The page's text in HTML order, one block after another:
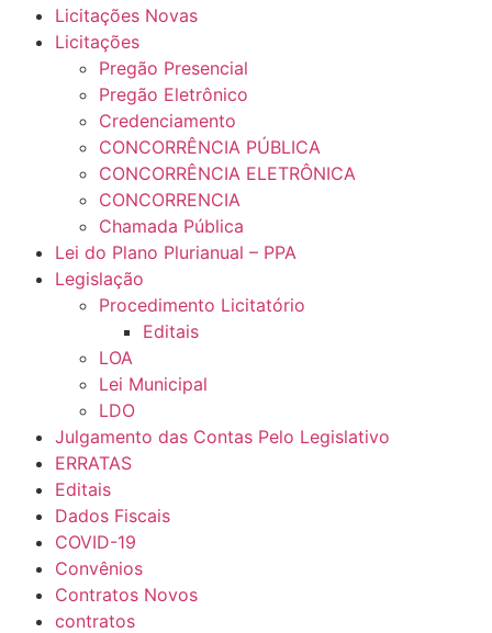
Licitações Novas
Licitações
Pregão Presencial
Pregão Eletrônico
Credenciamento
CONCORRÊNCIA PÚBLICA
CONCORRÊNCIA ELETRÔNICA
CONCORRENCIA
Chamada Pública
Lei do Plano Plurianual – PPA
Legislação
Procedimento Licitatório
Editais
LOA
Lei Municipal
LDO
Julgamento das Contas Pelo Legislativo
ERRATAS
Editais
Dados Fiscais
COVID-19
Convênios
Contratos Novos
contratos